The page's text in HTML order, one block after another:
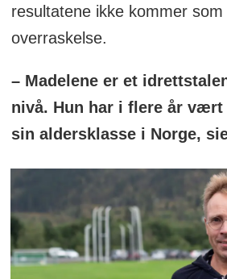
resultatene ikke kommer som
overraskelse.
– Madelene er et
nivå. Hun har i flere år vært
sin aldersklasse i Norge,